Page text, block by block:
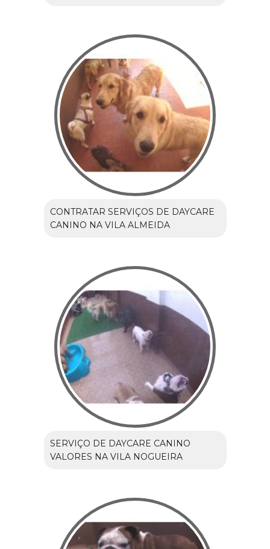
CONTRATAR SERVIÇOS DE DAYCARE
CANINO NA VILA ALMEIDA
SERVIÇO DE DAYCARE CANINO
VALORES NA VILA NOGUEIRA